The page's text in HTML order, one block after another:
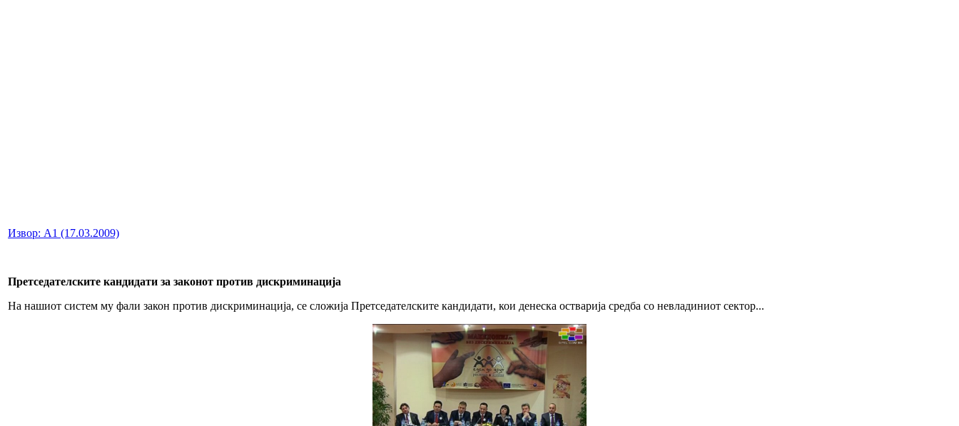
Извор: А1 (17.03.2009)
Претседателските кандидати за законот против дискриминација
На нашиот систем му фали закон против дискриминација, се сложија Претседателските кандидати, кои денеска остварија средба со невладиниот сектор...